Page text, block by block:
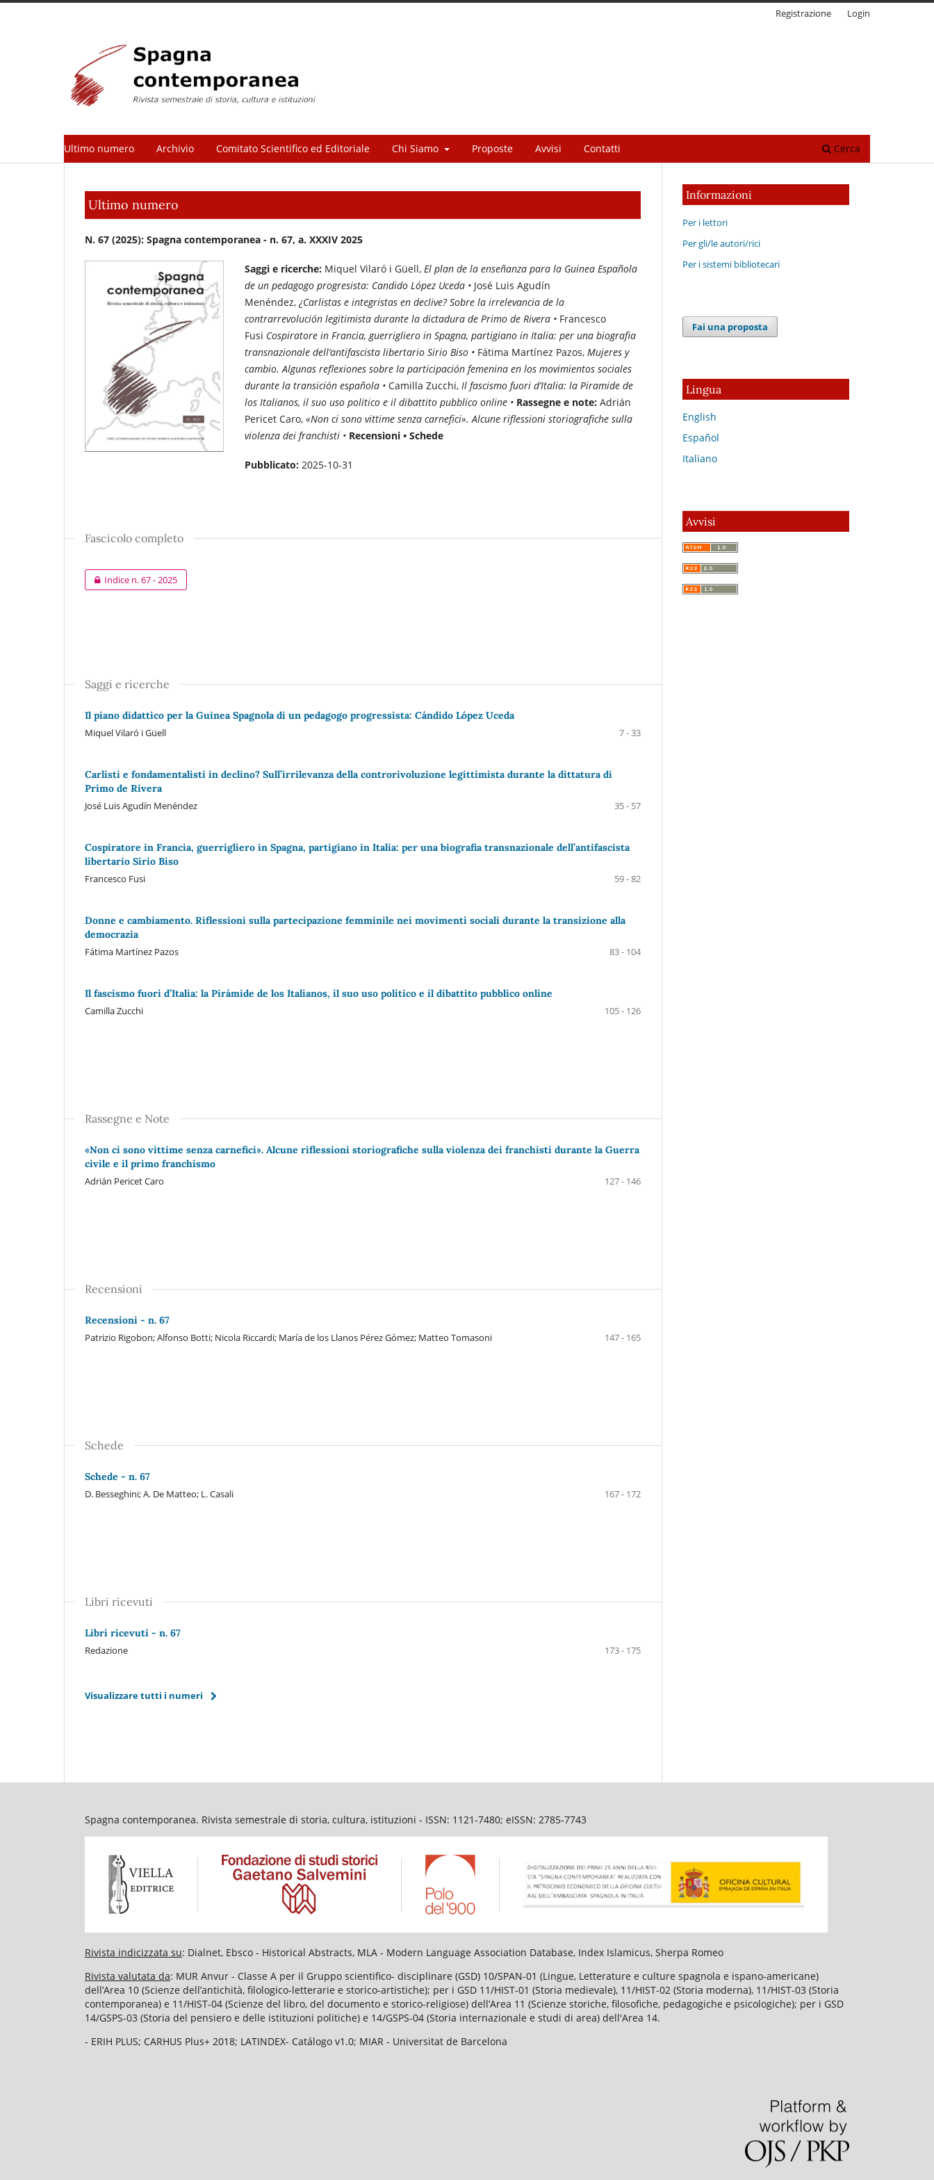
Ultimo numero Archivio Comitato Scientifico ed Editoriale Chi Siamo Proposte Avvisi Contatti Cerca
Registrazione Login
Ultimo numero
N. 67 (2025): Spagna contemporanea - n. 67, a. XXXIV 2025
Saggi e ricerche: Miquel Vilaró i Güell, El plan de la enseñanza para la Guinea Española
de un pedagogo progresista: Candido López Uceda • José Luis Agudín
Menéndez, ¿Carlistas e integristas en declive? Sobre la irrelevancia de la
contrarrevolución legitimista durante la dictadura de Primo de Rivera • Francesco
Fusi Cospiratore in Francia, guerrigliero in Spagna, partigiano in Italia: per una biografia
transnazionale dell’antifascista libertario Sirio Biso • Fátima Martínez Pazos, Mujeres y
cambio. Algunas reflexiones sobre la participación femenina en los movimientos sociales
durante la transición española • Camilla Zucchi, Il fascismo fuori d’Italia: la Piramide de
los Italianos, il suo uso politico e il dibattito pubblico online • Rassegne e note: Adrián
Pericet Caro, «Non ci sono vittime senza carnefici». Alcune riflessioni storiografiche sulla
violenza dei franchisti • Recensioni • Schede
Pubblicato: 2025-10-31
Fascicolo completo
Indice n. 67 - 2025
Saggi e ricerche
Il piano didattico per la Guinea Spagnola di un pedagogo progressista: Cándido López Uceda
Miquel Vilaró i Güell
7 - 33
Carlisti e fondamentalisti in declino? Sull’irrilevanza della controrivoluzione legittimista durante la dittatura di
Primo de Rivera
José Luis Agudín Menéndez
35 - 57
Cospiratore in Francia, guerrigliero in Spagna, partigiano in Italia: per una biografia transnazionale dell’antifascista
libertario Sirio Biso
Francesco Fusi
59 - 82
Donne e cambiamento. Riflessioni sulla partecipazione femminile nei movimenti sociali durante la transizione alla
democrazia
Fátima Martínez Pazos
83 - 104
Il fascismo fuori d’Italia: la Pirámide de los Italianos, il suo uso politico e il dibattito pubblico online
Camilla Zucchi
105 - 126
Rassegne e Note
«Non ci sono vittime senza carnefici». Alcune riflessioni storiografiche sulla violenza dei franchisti durante la Guerra
civile e il primo franchismo
Adrián Pericet Caro
127 - 146
Recensioni
Recensioni - n. 67
Patrizio Rigobon; Alfonso Botti; Nicola Riccardi; María de los Llanos Pérez Gómez; Matteo Tomasoni
147 - 165
Schede
Schede - n. 67
D. Besseghini; A. De Matteo; L. Casali
167 - 172
Libri ricevuti
Libri ricevuti - n. 67
Redazione
173 - 175
Visualizzare tutti i numeri
Informazioni
Per i lettori
Per gli/le autori/rici
Per i sistemi bibliotecari
Fai una proposta
Lingua
English
Español
Italiano
Avvisi
Spagna contemporanea. Rivista semestrale di storia, cultura, istituzioni - ISSN: 1121-7480; eISSN: 2785-7743
Rivista indicizzata su: Dialnet, Ebsco - Historical Abstracts, MLA - Modern Language Association Database, Index Islamicus, Sherpa Romeo
Rivista valutata da: MUR Anvur - Classe A per il Gruppo scientifico- disciplinare (GSD) 10/SPAN-01 (Lingue, Letterature e culture spagnola e ispano-americane)
dell’Area 10 (Scienze dell’antichità, filologico-letterarie e storico-artistiche); per i GSD 11/HIST-01 (Storia medievale), 11/HIST-02 (Storia moderna), 11/HIST-03 (Storia
contemporanea) e 11/HIST-04 (Scienze del libro, del documento e storico-religiose) dell’Area 11 (Scienze storiche, filosofiche, pedagogiche e psicologiche); per i GSD
14/GSPS-03 (Storia del pensiero e delle istituzioni politiche) e 14/GSPS-04 (Storia internazionale e studi di area) dell'Area 14.
- ERIH PLUS; CARHUS Plus+ 2018; LATINDEX- Catálogo v1.0; MIAR - Universitat de Barcelona